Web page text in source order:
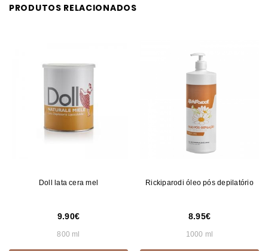
PRODUTOS RELACIONADOS
Doll lata cera mel
9.90
800 ml
Rickiparodi óleo pós depilatório
8.95
1000 ml